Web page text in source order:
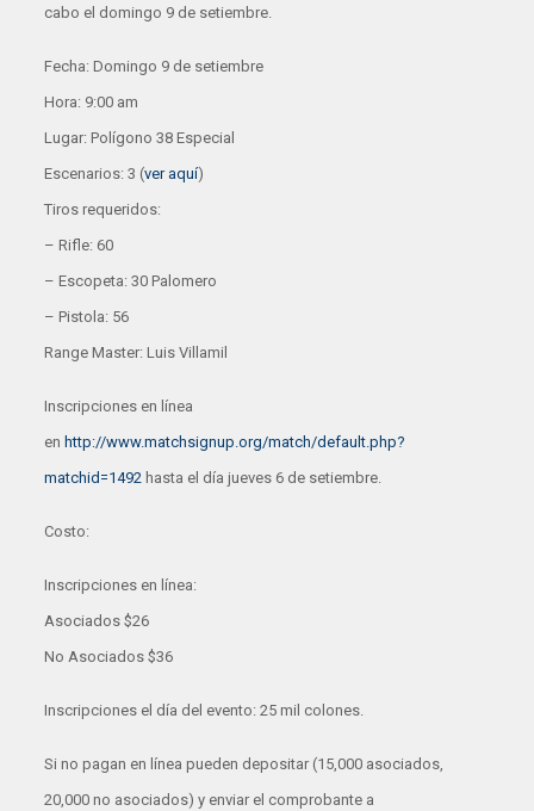
cabo el domingo 9 de setiembre.
Fecha: Domingo 9 de setiembre
Hora: 9:00 am
Lugar: Polígono 38 Especial
Escenarios: 3 (ver aquí)
Tiros requeridos:
– Rifle: 60
– Escopeta: 30 Palomero
– Pistola: 56
Range Master: Luis Villamil
Inscripciones en línea
en http://www.matchsignup.org/match/default.php?
matchid=1492hasta el día jueves 6 de setiembre.
Costo:
Inscripciones en línea:
Asociados $26
No Asociados $36
Inscripciones el día del evento: 25 mil colones.
Si no pagan en línea pueden depositar (15,000 asociados,
20,000 no asociados) y enviar el comprobante a